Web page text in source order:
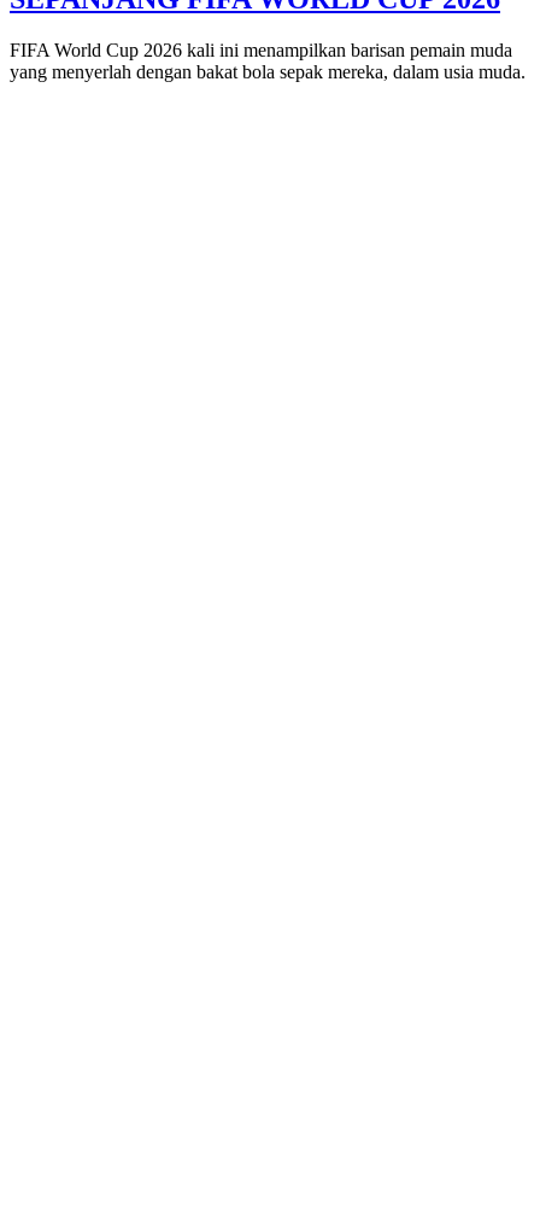
FIFA World Cup 2026 kali ini menampilkan barisan pemain muda
yang menyerlah dengan bakat bola sepak mereka, dalam usia muda.